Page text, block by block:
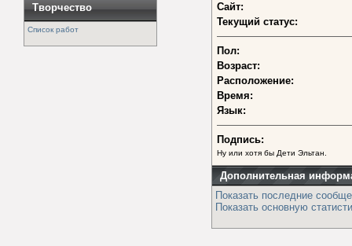
Творчество
Список работ
Сайт:
Текущий статус:
Пол:
Возраст:
Расположение:
Время:
Язык:
Подпись:
Ну или хотя бы Дети Эльтан.
Дополнительная
Показать последние
Показать основную